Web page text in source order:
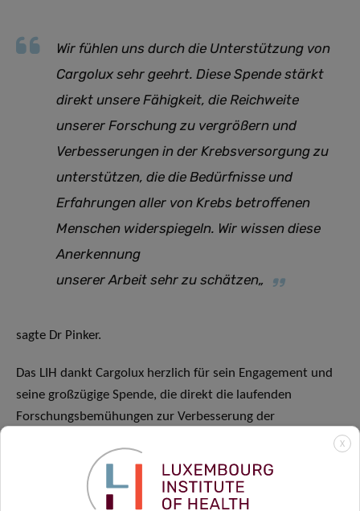
Wir fühlen uns durch die Unterstützung von
Cargolux sehr geehrt. Diese Spende stärkt
direkt unsere Fähigkeit, die Reichweite
unserer Forschung zu vergrößern und
Verbesserungen in der Krebsversorgung zu
unterstützen, die die Bedürfnisse und
Erfahrungen aller von Krebs betroffenen
Menschen widerspiegeln. Wir wissen diese
Anerkennung
unserer Arbeit sehr zu schätzen„
sagte Dr Pinker.
Das LIH dankt Cargolux herzlich für sein Engagement und
seine großzügige Spende, die direkt die laufenden
Forschungsbemühungen zur Verbesserung der
Krebsprävention, -diagnose und -behandlung für Patienten
in Luxemburg und darüber hinaus unterstützen wird.
X